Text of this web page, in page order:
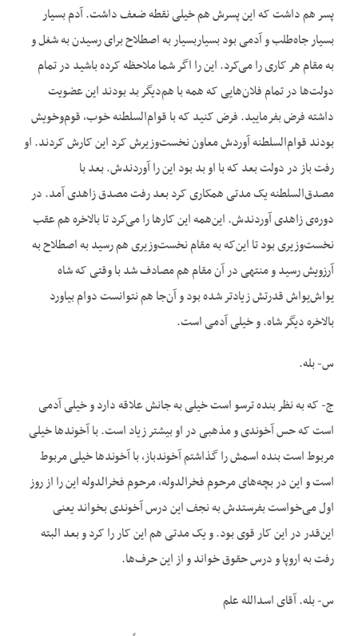
پسر هم داشت که این پسرش هم خیلی نقطه ضعف داشت. آدم بسیار
بسیار جاه‌طلب و آدمی بود بسیاربسیار به اصطلاح برای رسیدن به شغل و
به مقام هر کاری را می‌کرد. این را اگر شما ملاحظه کرده باشید در تمام
دولت‌ها در تمام فلان‌هایی که همه با هم‌دیگر بد بودند این عضویت
داشته فرض بفرمایید. فرض کنید که با قوام‌السلطنه خوب، قوم‌وخویش
بودند قوام‌السلطنه آوردش معاون نخست‌وزیرش کرد این کارش کردند. او
رفت باز در دولت بعد که با او بد بود این را آوردندش. بعد با
مصدق‌السلطنه یک مدتی همکاری کرد بعد رفت مصدق زاهدی آمد. در
دوره‌ی زاهدی آوردندش. این‌همه این کارها را می‌کرد تا بالاخره هم عقب
نخست‌وزیری بود تا این‌که به مقام نخست‌وزیری هم رسید به اصطلاح به
آرزویش رسید و منتهی در آن مقام هم مصادف شد با وقتی که شاه
یواش‌یواش قدرتش زیادتر شده بود و آن‌جا هم نتوانست دوام بیاورد
بالاخره دیگر شاه. و خیلی آدمی است.
س- بله.
ج- که به نظر بنده ترسو است خیلی به جانش علاقه دارد و خیلی آدمی
است که حس آخوندی و مذهبی در او بیشتر زیاد است. با آخوندها خیلی
مربوط است بنده اسمش را گذاشتم آخوندباز، با آخوندها خیلی مربوط
است و این در بچه‌های مرحوم فخرالدوله، مرحوم فخرالدوله این را از روز
اول می‌خواست بفرستدش به نجف این درس آخوندی بخواند یعنی
این‌قدر در این کار قوی بود. و یک مدتی هم این کار را کرد و بعد البته
رفت به اروپا و درس حقوق خواند و از این حرف‌ها.
س- بله. آقای اسدالله علم